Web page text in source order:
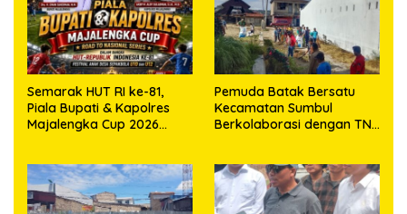
Semarak HUT RI ke-81,
Piala Bupati & Kapolres
Majalengka Cup 2026
Pemuda Batak Bersatu
Kecamatan Sumbul
Berkolaborasi dengan TNI
023/KS dan HUT Ke-81
Kemerdekaan RI